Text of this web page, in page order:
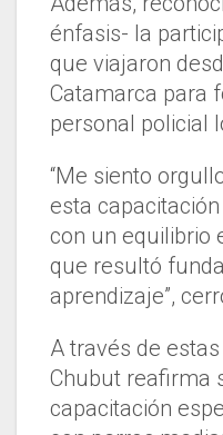
énfasis- la
que viajaron
Catamarca para
personal policial
“Me siento
esta
con un equilibrio
que resultó
aprendizaje”,
A través de
Chubut reafirma
capacitación